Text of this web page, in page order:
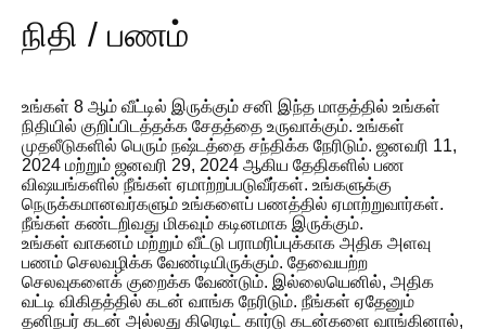
நிதி / பணம்
உங்கள் 8 ஆம் வீட்டில் இருக்கும் சனி இந்த மாதத்தில் உங்கள்
நிதியில் குறிப்பிடத்தக்க சேதத்தை உருவாக்கும். உங்கள்
முதலீடுகளில் பெரும் நஷ்டத்தை சந்திக்க நேரிடும். ஜனவரி 11,
2024 மற்றும் ஜனவரி 29, 2024 ஆகிய தேதிகளில் பண
விஷயங்களில் நீங்கள் ஏமாற்றப்படுவீர்கள். உங்களுக்கு
நெருக்கமானவர்களும் உங்களைப் பணத்தில் ஏமாற்றுவார்கள்.
நீங்கள் கண்டறிவது மிகவும் கடினமாக இருக்கும்.
உங்கள் வாகனம் மற்றும் வீட்டு பராமரிப்புக்காக அதிக அளவு
பணம் செலவழிக்க வேண்டியிருக்கும். தேவையற்ற
செலவுகளைக் குறைக்க வேண்டும். இல்லையெனில், அதிக
வட்டி விகிதத்தில் கடன் வாங்க நேரிடும். நீங்கள் ஏதேனும்
தனிநபர் கடன் அல்லது கிரெடிட் கார்டு கடன்களை வாங்கினால்,